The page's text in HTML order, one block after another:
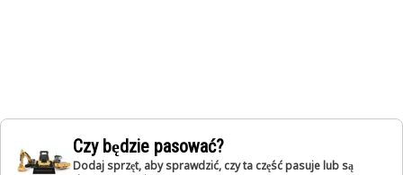
Czy będzie pasować?
Dodaj sprzęt, aby sprawdzić, czy ta część pasuje lub są